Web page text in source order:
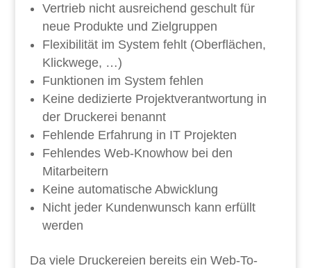
Vertrieb nicht ausreichend geschult für
neue Produkte und Zielgruppen
Flexibilität im System fehlt (Oberflächen,
Klickwege, …)
Funktionen im System fehlen
Keine dedizierte Projektverantwortung in
der Druckerei benannt
Fehlende Erfahrung in IT Projekten
Fehlendes Web-Knowhow bei den
Mitarbeitern
Keine automatische Abwicklung
Nicht jeder Kundenwunsch kann erfüllt
werden
Da viele Druckereien bereits ein Web-To-